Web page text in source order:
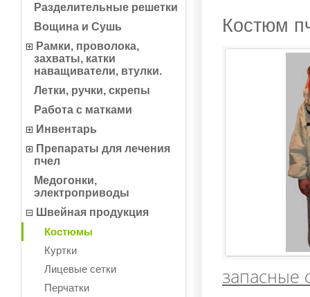
Разделительные решетки
Вощина и Сушь
Рамки, проволока,
захваты, катки
наващиватели, втулки.
Летки, ручки, скрепы
Работа с матками
Инвентарь
Препараты для лечения
пчел
Медогонки,
электроприводы
Швейная продукция
Костюмы
Куртки
Лицевые сетки
Перчатки
Костюм
запасные